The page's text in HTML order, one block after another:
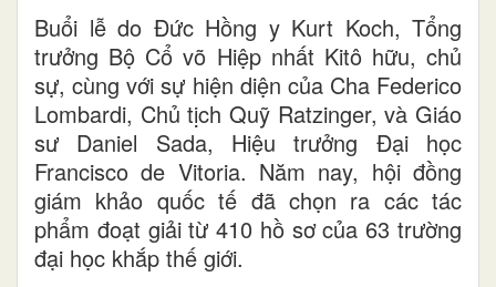
Buổi lễ do Đức Hồng y Kurt Koch, Tổng
trưởng Bộ Cổ võ Hiệp nhất Kitô hữu, chủ
sự, cùng với sự hiện diện của Cha Federico
Lombardi, Chủ tịch Quỹ Ratzinger, và Giáo
sư Daniel Sada, Hiệu trưởng Đại học
Francisco de Vitoria. Năm nay, hội đồng
giám khảo quốc tế đã chọn ra các tác
phẩm đoạt giải từ 410 hồ sơ của 63 trường
đại học khắp thế giới.